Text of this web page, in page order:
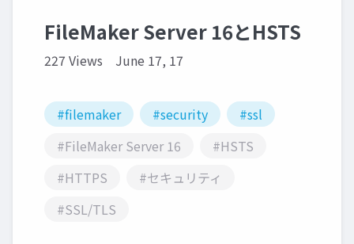
FileMaker Server 16とHSTS
227 Views June 17, 17
#filemaker #security
#ssl
#FileMaker Server 16
#HSTS
#HTTPS
#セキュリティ
#SSL/TLS